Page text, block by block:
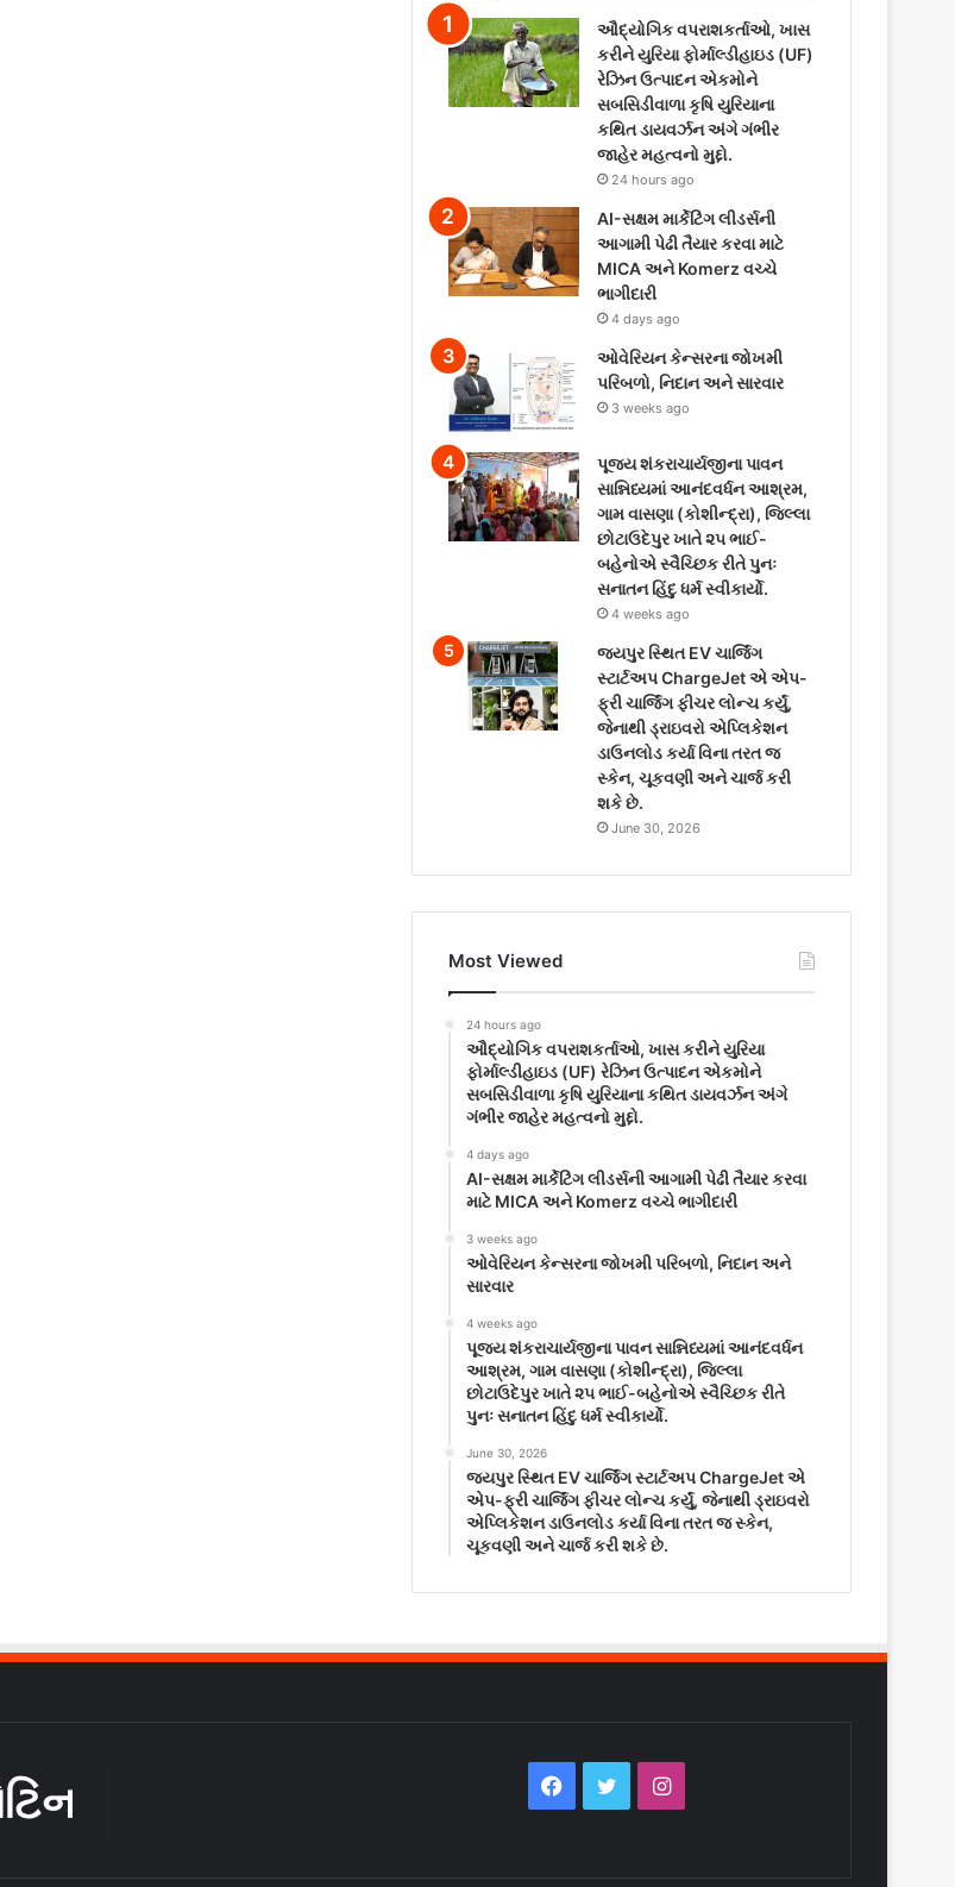
ઔદ્યોગિક વપરાશકર્તાઓ, ખાસ
કરીને યુરિયા ફોર્માલ્ડીહાઇડ (UF)
રેઝિન ઉત્પાદન એકમોને
સબસિડીવાળા કૃષિ યુરિયાના
કથિત ડાયવર્ઝન અંગે ગંભીર
જાહેર મહત્વનો મુદ્દો.
24 hours ago
AI-સક્ષમ માર્કેટિંગ લીડર્સની
આગામી પેઢી તૈયાર કરવા માટે
MICA અને Komerz વચ્ચે
ભાગીદારી
4 days ago
ઓવેરિયન કેન્સરના જોખમી
પરિબળો, નિદાન અને સારવાર
3 weeks ago
પૂજ્ય શંકરાચાર્યજીના પાવન
સાન્નિધ્યમાં આનંદવર્ધન આશ્રમ,
ગામ વાસણા (કોશીન્દ્રા), જિલ્લા
છોટાઉદેપુર ખાતે ૨૫ ભાઈ-
બહેનોએ સ્વૈચ્છિક રીતે પુનઃ
સનાતન હિંદુ ધર્મ સ્વીકાર્યો.
4 weeks ago
જયપુર સ્થિત EV ચાર્જિંગ
સ્ટાર્ટઅપ ChargeJet એ એપ-
ફ્રી ચાર્જિંગ ફીચર લોન્ચ કર્યું,
જેનાથી ડ્રાઇવરો એપ્લિકેશન
ડાઉનલોડ કર્યા વિના તરત જ
સ્કેન, ચૂકવણી અને ચાર્જ કરી
શકે છે.
June 30, 2026
Most Viewed
24 hours ago
ઔદ્યોગિક વપરાશકર્તાઓ, ખાસ કરીને યુરિયા
ફોર્માલ્ડીહાઇડ (UF) રેઝિન ઉત્પાદન એકમોને
સબસિડીવાળા કૃષિ યુરિયાના કથિત ડાયવર્ઝન અંગે
ગંભીર જાહેર મહત્વનો મુદ્દો.
4 days ago
AI-સક્ષમ માર્કેટિંગ લીડર્સની આગામી પેઢી તૈયાર કરવા
માટે MICA અને Komerz વચ્ચે ભાગીદારી
3 weeks ago
ઓવેરિયન કેન્સરના જોખમી પરિબળો, નિદાન અને
સારવાર
4 weeks ago
પૂજ્ય શંકરાચાર્યજીના પાવન સાન્નિધ્યમાં આનંદવર્ધન
આશ્રમ, ગામ વાસણા (કોશીન્દ્રા), જિલ્લા
છોટાઉદેપુર ખાતે ૨૫ ભાઈ-બહેનોએ સ્વૈચ્છિક રીતે
પુનઃ સનાતન હિંદુ ધર્મ સ્વીકાર્યો.
June 30, 2026
જયપુર સ્થિત EV ચાર્જિંગ સ્ટાર્ટઅપ ChargeJet એ
એપ-ફ્રી ચાર્જિંગ ફીચર લોન્ચ કર્યું, જેનાથી ડ્રાઇવરો
એપ્લિકેશન ડાઉનલોડ કર્યા વિના તરત જ સ્કેન,
ચૂકવણી અને ચાર્જ કરી શકે છે.
Facebook
TwitterInstagram